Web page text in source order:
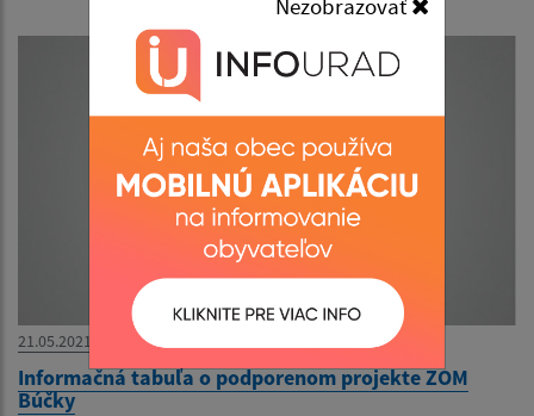
Nezobrazovať
21.05.2021
Informačná tabuľa o podporenom projekte ZOM
Búčky